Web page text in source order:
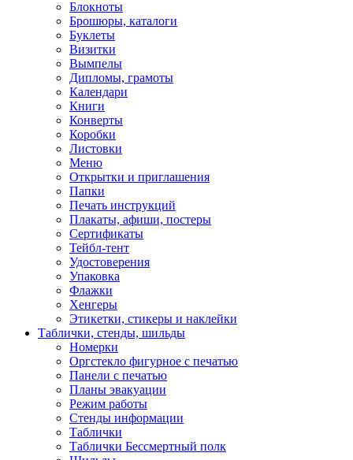
Блокноты
Брошюры, каталоги
Буклеты
Визитки
Вымпелы
Дипломы, грамоты
Календари
Книги
Конверты
Коробки
Листовки
Меню
Открытки и приглашения
Папки
Печать инструкций
Плакаты, афиши, постеры
Сертификаты
Тейбл-тент
Удостоверения
Упаковка
Флажки
Хенгеры
Этикетки, стикеры и наклейки
Таблички, стенды, шильды
Номерки
Оргстекло фигурное с печатью
Панели с печатью
Планы эвакуации
Режим работы
Стенды информации
Таблички
Таблички Бессмертный полк